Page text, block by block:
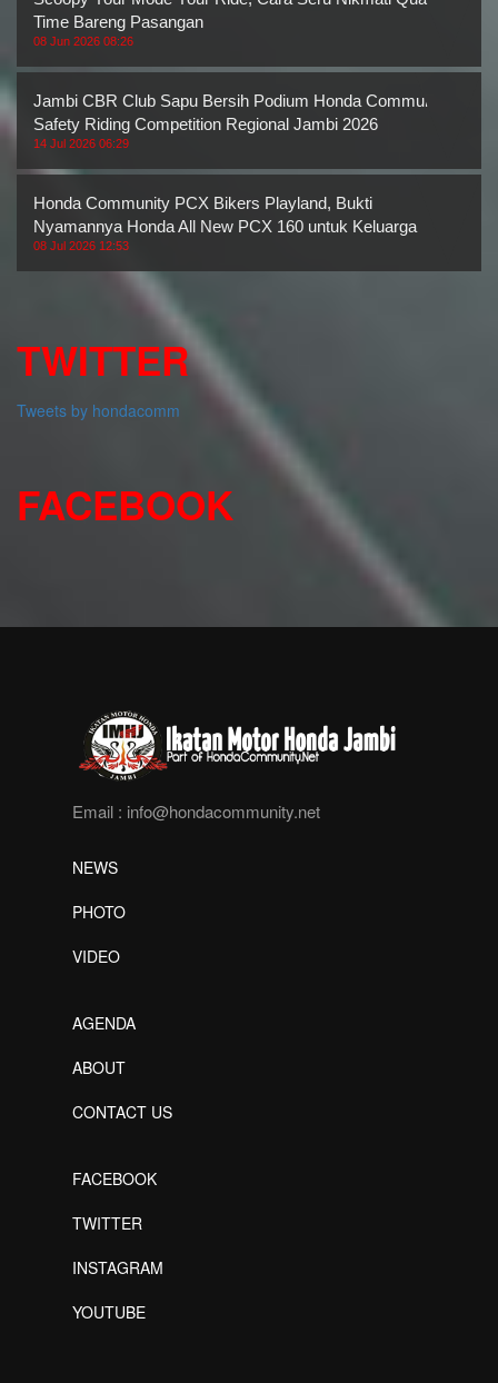
Time Bareng Pasangan
08 Jun 2026 08:26
Jambi CBR Club Sapu Bersih Podium Honda Community
Safety Riding Competition Regional Jambi 2026
14 Jul 2026 06:29
Honda Community PCX Bikers Playland, Bukti
Nyamannya Honda All New PCX 160 untuk Keluarga
08 Jul 2026 12:53
TWITTER
Tweets by hondacomm
FACEBOOK
Email : info@hondacommunity.net
NEWS
PHOTO
VIDEO
AGENDA
ABOUT
CONTACT US
FACEBOOK
TWITTER
INSTAGRAM
YOUTUBE